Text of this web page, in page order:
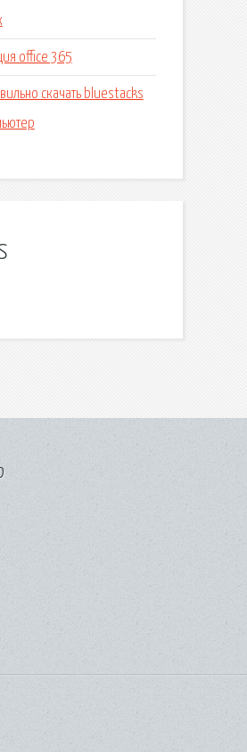
office 365
скачать bluestacks